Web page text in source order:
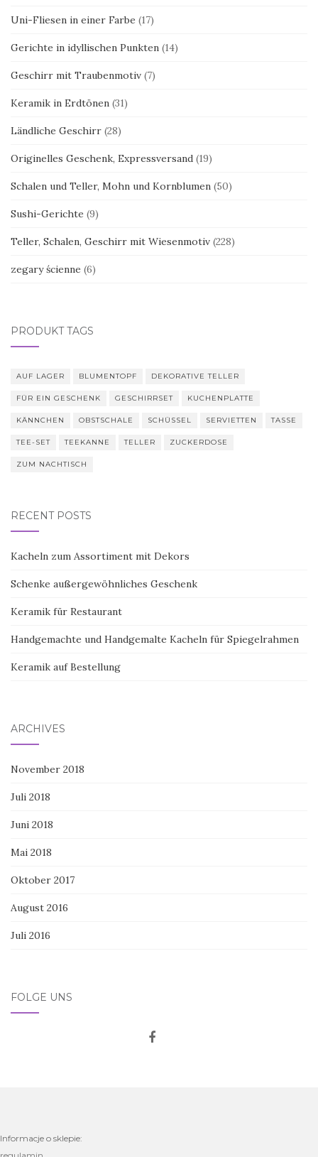
Uni-Fliesen in einer Farbe (17)
Gerichte in idyllischen Punkten (14)
Geschirr mit Traubenmotiv (7)
Keramik in Erdtönen (31)
Ländliche Geschirr (28)
Originelles Geschenk, Expressversand (19)
Schalen und Teller, Mohn und Kornblumen (50)
Sushi-Gerichte (9)
Teller, Schalen, Geschirr mit Wiesenmotiv (228)
zegary ścienne (6)
PRODUKT TAGS
AUF LAGER BLUMENTOPF DEKORATIVE TELLER
FÜR EIN GESCHENK GESCHIRRSET KUCHENPLATTE
KÄNNCHEN OBSTSCHALE SCHÜSSEL SERVIETTEN TASSE
TEE-SET TEEKANNE TELLER ZUCKERDOSE
ZUM NACHTISCH
RECENT POSTS
Kacheln zum Assortiment mit Dekors
Schenke außergewöhnliches Geschenk
Keramik für Restaurant
Handgemachte und Handgemalte Kacheln für Spiegelrahmen
Keramik auf Bestellung
ARCHIVES
November 2018
Juli 2018
Juni 2018
Mai 2018
Oktober 2017
August 2016
Juli 2016
FOLGE UNS
Informacje o sklepie: